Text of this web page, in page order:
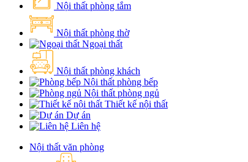
Nội thất phòng tắm
Nội thất phòng thờ
Ngoại thất
Nội thất phòng khách
Nội thất phòng bếp
Nội thất phòng ngủ
Thiết kế nội thất
Dự án
Liên hệ
Nội thất văn phòng